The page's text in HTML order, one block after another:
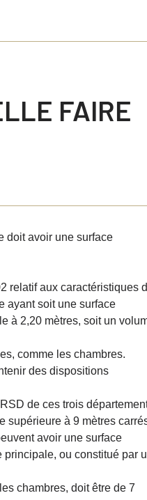
FAIRE
doit avoir une surface
relatif aux caractéristiques
ayant soit une surface
à 2,20 mètres, soit un
comme les chambres.
des dispositions
de ces trois
supérieure à 9 mètres
avoir une surface
principale, ou constitué par
chambres, doit être de 7